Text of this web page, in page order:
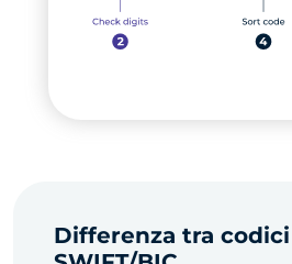
Differenza tra codici